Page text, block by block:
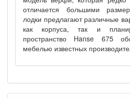
отличается большими
лодки предлагают различные
как корпуса, так и
пространство Hanse 675
мебелью известных